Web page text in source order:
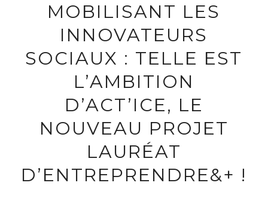
MOBILISANT LES
INNOVATEURS
SOCIAUX : TELLE EST
L’AMBITION
D’ACT’ICE, LE
NOUVEAU PROJET
LAURÉAT
D’ENTREPRENDRE&+ !